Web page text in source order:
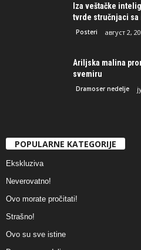
Iza veštačke
tvrde stručnjaci sa
Posteri август 2,
Ariljska malina
svemiru
Dramoser nedelje
POPULARNE KATEGORIJE
Ekskluziva
Neverovatno!
Ovo morate pročitati!
Strašno!
Ovo su sve istine